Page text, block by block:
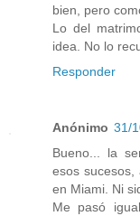
bien, pero
Lo del
idea. No lo
Responder
Anónimo 31/
Bueno... la
esos
en Miami. Ni
Me pasó